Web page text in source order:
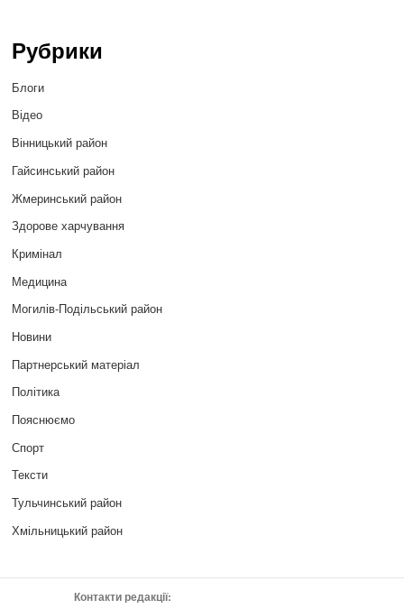
Рубрики
Блоги
Відео
Вінницький район
Гайсинський район
Жмеринський район
Здорове харчування
Кримінал
Медицина
Могилів-Подільський район
Новини
Партнерський матеріал
Політика
Пояснюємо
Спорт
Тексти
Тульчинський район
Хмільницький район
Контакти редакції: